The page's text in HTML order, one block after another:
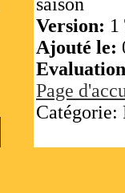
Version: 1
Ajouté le:
Page
Catégorie: